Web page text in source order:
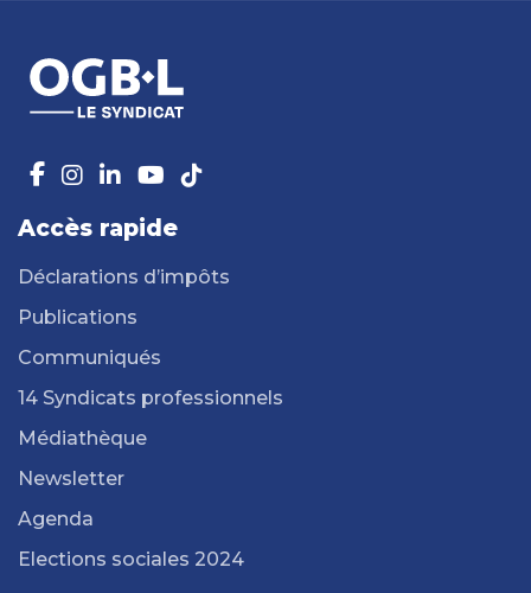
Accès rapide
Déclarations d’impôts
Publications
Communiqués
14 Syndicats professionnels
Médiathèque
Newsletter
Agenda
Elections sociales 2024